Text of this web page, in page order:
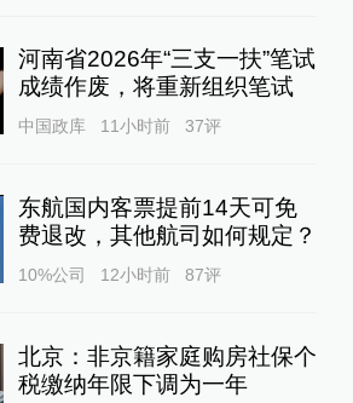
河南省2026年“三支一扶”笔试
成绩作废，将重新组织笔试
中国政库 11小时前 37评
东航国内客票提前14天可免
费退改，其他航司如何规定？
10%公司 12小时前 87评
北京：非京籍家庭购房社保个
税缴纳年限下调为一年